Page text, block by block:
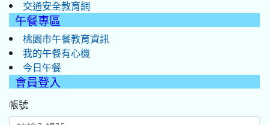
交通安全教育網
午餐專區
桃園市午餐教育資訊
我的午餐有心機
今日午餐
會員登入
帳號